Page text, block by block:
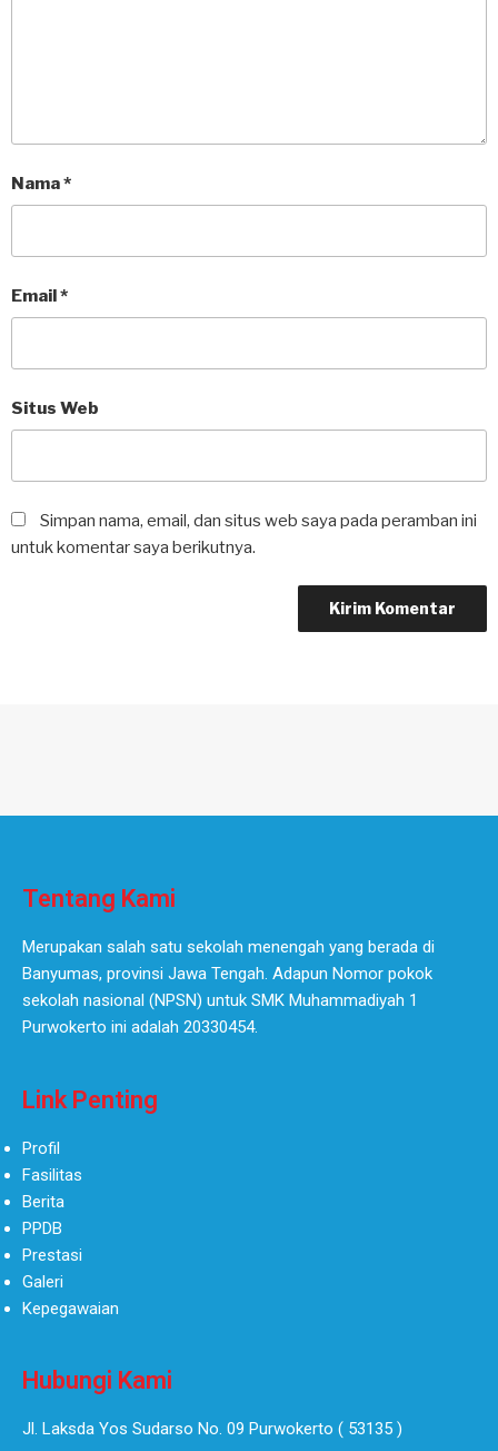
Nama*
Email*
Situs Web
Simpan nama, email, dan situs web saya pada peramban ini
untuk komentar saya berikutnya.
Tentang Kami
Merupakan salah satu sekolah menengah yang berada di
Banyumas, provinsi Jawa Tengah. Adapun Nomor pokok
sekolah nasional (NPSN) untuk SMK Muhammadiyah 1
Purwokerto ini adalah 20330454.
Link Penting
Profil
Fasilitas
Berita
PPDB
Prestasi
Galeri
Kepegawaian
Hubungi Kami
Jl. Laksda Yos Sudarso No. 09 Purwokerto ( 53135 )​